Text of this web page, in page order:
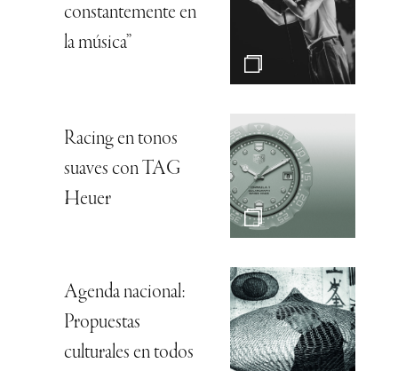
constantemente en
la música”
Racing en tonos
suaves con TAG
Heuer
Agenda nacional:
Propuestas
culturales en todos